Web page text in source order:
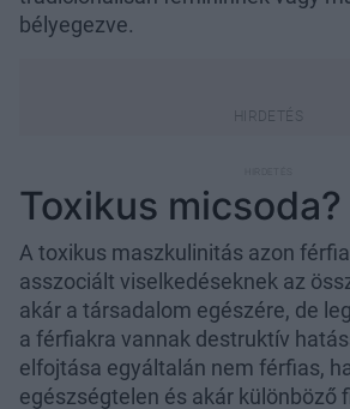
bélyegezve.
Toxikus micsoda?
A toxikus maszkulinitás azon
asszociált viselkedéseknek az
akár a társadalom egészére, de
a férfiakra vannak destruktív
elfojtása egyáltalán nem férfias,
egészségtelen és akár különböző